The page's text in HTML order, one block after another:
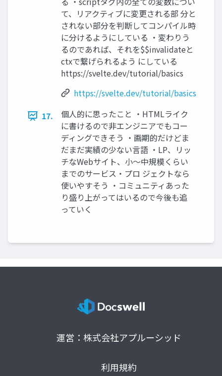
て、リアクティブに変更される部 分と
されない部分を判断してコンパイル時
に分けるようにしている ・変わりう
るのであれば、それを$$invalidateと
ctxで繋げられるよう にしている
https://svelte.dev/tutorial/basics
https://svelte.dev/tutorial/basics
17.
個人的に思ったこと ・HTMLライク
に書けるので非エンジニアでもコー
ディングできそう ・画期的だけどま
だまだ実績の少ない言語 ・LP、リッ
チなWebサイト、小〜中規模くらい
までのサービス・プロ ジェクトなら
使いやすそう ・コミュニティあった
り盛り上がってはいるので今後も追
っていく
運営：株式会社アプルーシッド
利用規約